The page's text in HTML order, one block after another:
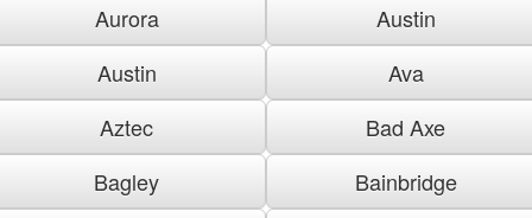
Aurora
Austin
Austin
Ava
Aztec
Bad Axe
Bagley
Bainbridge